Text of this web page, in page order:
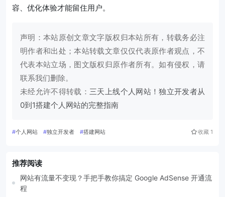
容、优化体验才能留住用户。
声明：本站原创文章文字版权归本站所有，转载务必注
明作者和出处；本站转载文章仅仅代表原作者观点，不
代表本站立场，图文版权归原作者所有。如有侵权，请
联系我们删除。
未经允许不得转载：三天上线个人网站！独立开发者从
0到1搭建个人网站的完整指南
#个人网站 #独立开发者 #搭建网站 收藏 1
推荐阅读
网站有流量不变现？手把手教你搞定 Google AdSense 开通流
程